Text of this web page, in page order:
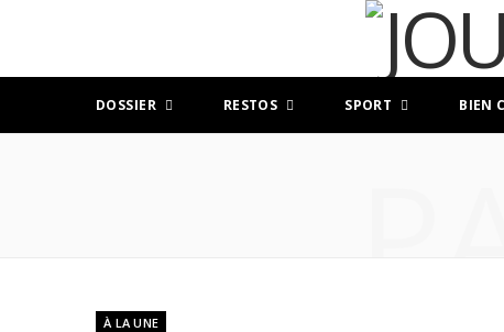
DOSSIER RESTOS SPORT BIEN
À LA UNE